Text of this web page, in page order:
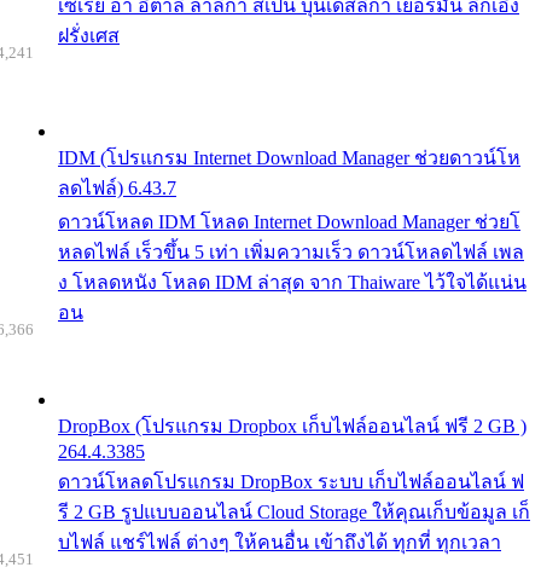
เซเรีย อา อิตาลี ลาลีกา สเปน บุนเดสลีก้า เยอรมัน ลีกเอิง
ฝรั่งเศส
IDM (โปรแกรม Internet Download Manager ช่วยดาวน์โห
ลดไฟล์) 6.43.7
ดาวน์โหลด IDM โหลด Internet Download Manager ช่วยโ
หลดไฟล์ เร็วขึ้น 5 เท่า เพิ่มความเร็ว ดาวน์โหลดไฟล์ เพล
ง โหลดหนัง โหลด IDM ล่าสุด จาก Thaiware ไว้ใจได้แน่น
อน
DropBox (โปรแกรม Dropbox เก็บไฟล์ออนไลน์ ฟรี 2 GB )
264.4.3385
ดาวน์โหลดโปรแกรม DropBox ระบบ เก็บไฟล์ออนไลน์ ฟ
รี 2 GB รูปแบบออนไลน์ Cloud Storage ให้คุณเก็บข้อมูล เก็
บไฟล์ แชร์ไฟล์ ต่างๆ ให้คนอื่น เข้าถึงได้ ทุกที่ ทุกเวลา